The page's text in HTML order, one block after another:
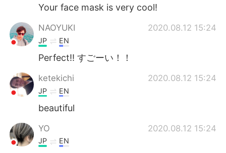
Your face mask is very cool!
NAOYUKI 2020.08.12 15:24
JP EN
Perfect!! すごーい！！
ketekichi 2020.08.12 15:24
JP EN
beautiful
YO 2020.08.12 15:24
JP EN